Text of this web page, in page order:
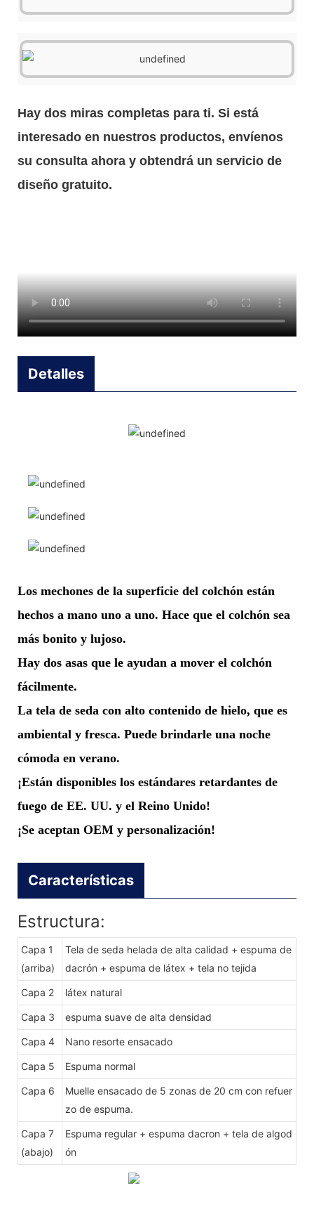
Hay dos miras completas para ti. Si está
interesado en nuestros productos, envíenos
su consulta ahora y obtendrá un servicio de
diseño gratuito.
Detalles
Los mechones de la superficie del colchón están
hechos a mano uno a uno. Hace que el colchón sea
más bonito y lujoso.
Hay dos asas que le ayudan a mover el colchón
fácilmente.
La tela de seda con alto contenido de hielo, que es
ambiental y fresca. Puede brindarle una noche
cómoda en verano.
¡Están disponibles los estándares retardantes de
fuego de EE. UU. y el Reino Unido!
¡Se aceptan OEM y personalización!
Características
Estructura:
Capa 1
(arriba)
Tela de seda helada de alta calidad + espuma de
dacrón + espuma de látex + tela no tejida
Capa 2 látex natural
Capa 3 espuma suave de alta densidad
Capa 4 Nano resorte ensacado
Capa 5 Espuma normal
Capa 6
Muelle ensacado de 5 zonas de 20 cm con refuer
zo de espuma.
Capa 7
(abajo)
Espuma regular + espuma dacron + tela de algod
ón